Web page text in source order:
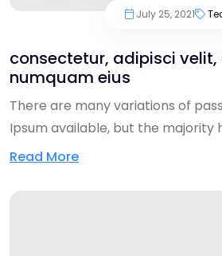
July 25, 2021
consectetur, adipisci
numquam eius
There are many variations of
Ipsum available, but the majority
Read More